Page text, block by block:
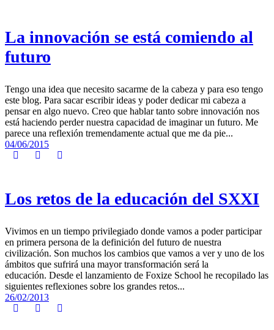
La innovación se está comiendo al
futuro
Tengo una idea que necesito sacarme de la cabeza y para eso tengo
este blog. Para sacar escribir ideas y poder dedicar mi cabeza a
pensar en algo nuevo. Creo que hablar tanto sobre innovación nos
está haciendo perder nuestra capacidad de imaginar un futuro. Me
parece una reflexión tremendamente actual que me da pie...
04/06/2015
Los retos de la educación del SXXI
Vivimos en un tiempo privilegiado donde vamos a poder participar
en primera persona de la definición del futuro de nuestra
civilización. Son muchos los cambios que vamos a ver y uno de los
ámbitos que sufrirá una mayor transformación será la
educación. Desde el lanzamiento de Foxize School he recopilado las
siguientes reflexiones sobre los grandes retos...
26/02/2013